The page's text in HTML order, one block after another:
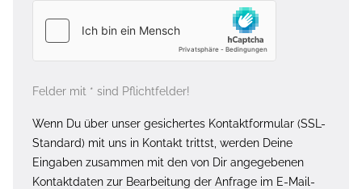
Felder mit * sind Pflichtfelder!
Wenn Du über unser gesichertes Kontaktformular (SSL-
Standard) mit uns in Kontakt trittst, werden Deine
Eingaben zusammen mit den von Dir angegebenen
Kontaktdaten zur Bearbeitung der Anfrage im E-Mail-